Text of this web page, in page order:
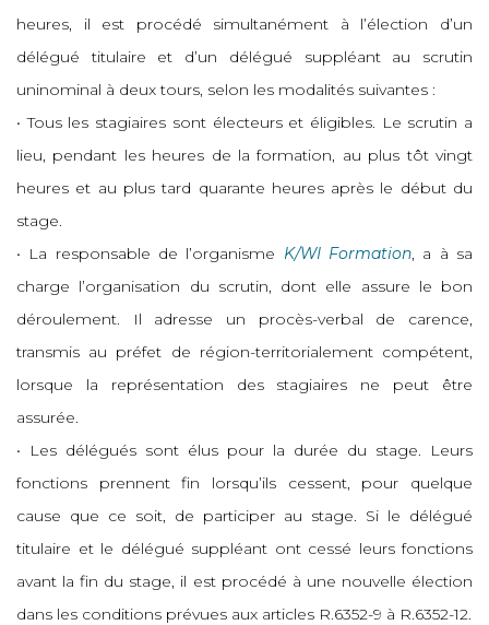
heures, il est procédé simultanément à l’élection d’un
délégué titulaire et d’un délégué suppléant au scrutin
uninominal à deux tours, selon les modalités suivantes :
• Tous les stagiaires sont électeurs et éligibles. Le scrutin a
lieu, pendant les heures de la formation, au plus tôt vingt
heures et au plus tard quarante heures après le début du
stage.
• La responsable de l’organisme K/WI Formation, a à sa
charge l’organisation du scrutin, dont elle assure le bon
déroulement. Il adresse un procès-verbal de carence,
transmis au préfet de région-territorialement compétent,
lorsque la représentation des stagiaires ne peut être
assurée.
• Les délégués sont élus pour la durée du stage. Leurs
fonctions prennent fin lorsqu’ils cessent, pour quelque
cause que ce soit, de participer au stage. Si le délégué
titulaire et le délégué suppléant ont cessé leurs fonctions
avant la fin du stage, il est procédé à une nouvelle élection
dans les conditions prévues aux articles R.6352-9 à R.6352-12.